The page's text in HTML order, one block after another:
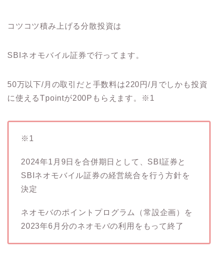
コツコツ積み上げる分散投資は
SBIネオモバイル証券で行ってます。
50万以下/月の取引だと手数料は220円/月でしかも投資
に使えるTpointが200Pもらえます。※1
※1
2024年1月9日を合併期日として、SBI証券と
SBIネオモバイル証券の経営統合を行う方針を
決定
ネオモバのポイントプログラム（常設企画）を
2023年6月分のネオモバの利用をもって終了